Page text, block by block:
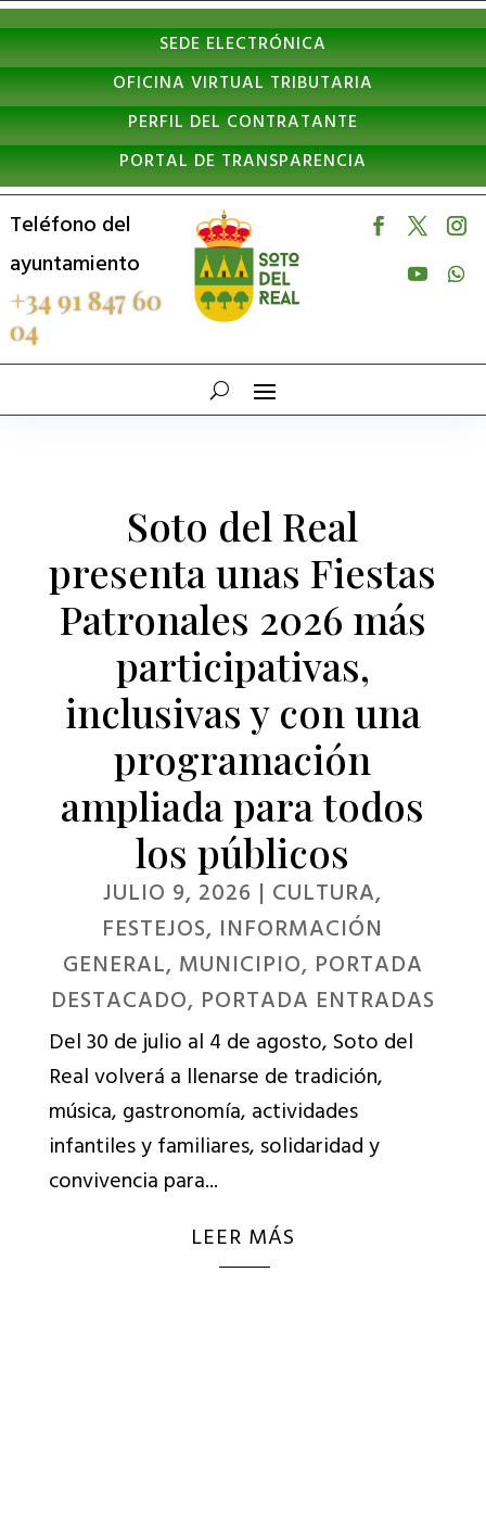
Nota:
este
sitio
web
incluye
un
sistema
de
accesibilidad.
SEDE ELECTRÓNICA
OFICINA VIRTUAL TRIBUTARIA
PERFIL DEL CONTRATANTE
PORTAL DE TRANSPARENCIA
Teléfono del
ayuntamiento
+34 91 847 60
04
Soto del Real
presenta unas Fiestas
Patronales 2026 más
participativas,
inclusivas y con una
programación
ampliada para todos
los públicos
JULIO 9, 2026 | CULTURA,
FESTEJOS, INFORMACIÓN
GENERAL, MUNICIPIO, PORTADA
DESTACADO, PORTADA ENTRADAS
Del 30 de julio al 4 de agosto, Soto del
Real volverá a llenarse de tradición,
música, gastronomía, actividades
infantiles y familiares, solidaridad y
convivencia para...
LEER MÁS